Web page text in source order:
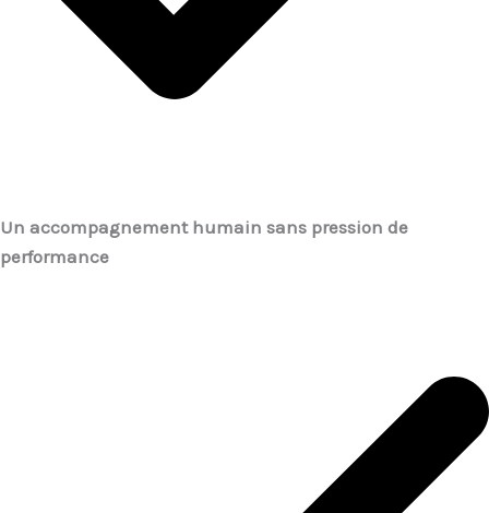
Un accompagnement humain sans pression de
performance